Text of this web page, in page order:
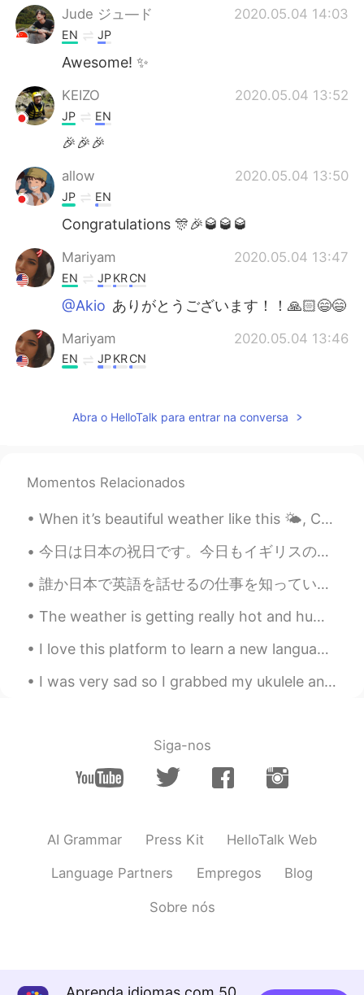
Jude ジュ―ド 2020.05.04 14:03
EN JP
Awesome! ✨
KEIZO 2020.05.04 13:52
JP EN
🎉🎉🎉
allow 2020.05.04 13:50
JP EN
Congratulations 🎊🎉🥃🥃🥃
Mariyam 2020.05.04 13:47
EN JPKRCN
@Akio ありがとうございます！！🙏🏻😄😄
Mariyam 2020.05.04 13:46
EN JPKRCN
Akio 2020.05.04 13:46
JP EN
what is this?
Abra o HelloTalk para entrar na conversa
Momentos Relacionados
When it’s beautiful weather like this 🌤, Churchill is a perfect place to work or chill. It’s loca...
今日は日本の祝日です。今日もイギリスの祝日ですね❣️ 日本とイギリスを一緒に祝いましょう🇯🇵❤️🇬🇧🥳 でも、今日の予定はありません😅そして、ちょっと寒いんです🥶おうちでリラクスすると思います...
誰か日本で英語を話せるの仕事を知っている人はいますか？今就職活動中だけど、やっぱり外国人として英語を教える仕事しかないみたいですねぇ😅 卒業したら日本に住みたいので、誰か他の応募するべき仕事知っ...
The weather is getting really hot and humid recently 😖. Photos were kind of fun to take, but I ho...
I love this platform to learn a new language, about people’s culture and experiences. I’m actuall...
I was very sad so I grabbed my ukulele and went to a castle near where I live. The music and that...
Siga-nos
AI Grammar Press Kit HelloTalk Web
Language Partners Empregos Blog
Sobre nós